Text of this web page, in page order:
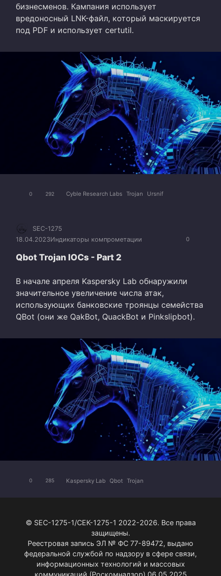
бизнесменов. Кампания использует
вредоносный LNK-файл, который маскируется
под PDF и использует certutil.
0 292 Cyble Research Labs Trojan Ursnif
0
SEC-1275
18.04.2023Индикаторы компрометации
Qbot Trojan IOCs - Part 2
В начале апреля Kaspersky Lab обнаружили
значительное увеличение числа атак,
использующих банковские троянцы семейства
QBot (они же QakBot, QuackBot и Pinkslipbot).
0 285 Kaspersky Lab Qbot Trojan
© SEC-1275-1/СЕК-1275-1 2022-2026. Все права
защищены.
Реестровая запись ЭЛ № ФС 77-89472, выдано
федеральной службой по надзору в сфере связи,
информационных технологий и массовых